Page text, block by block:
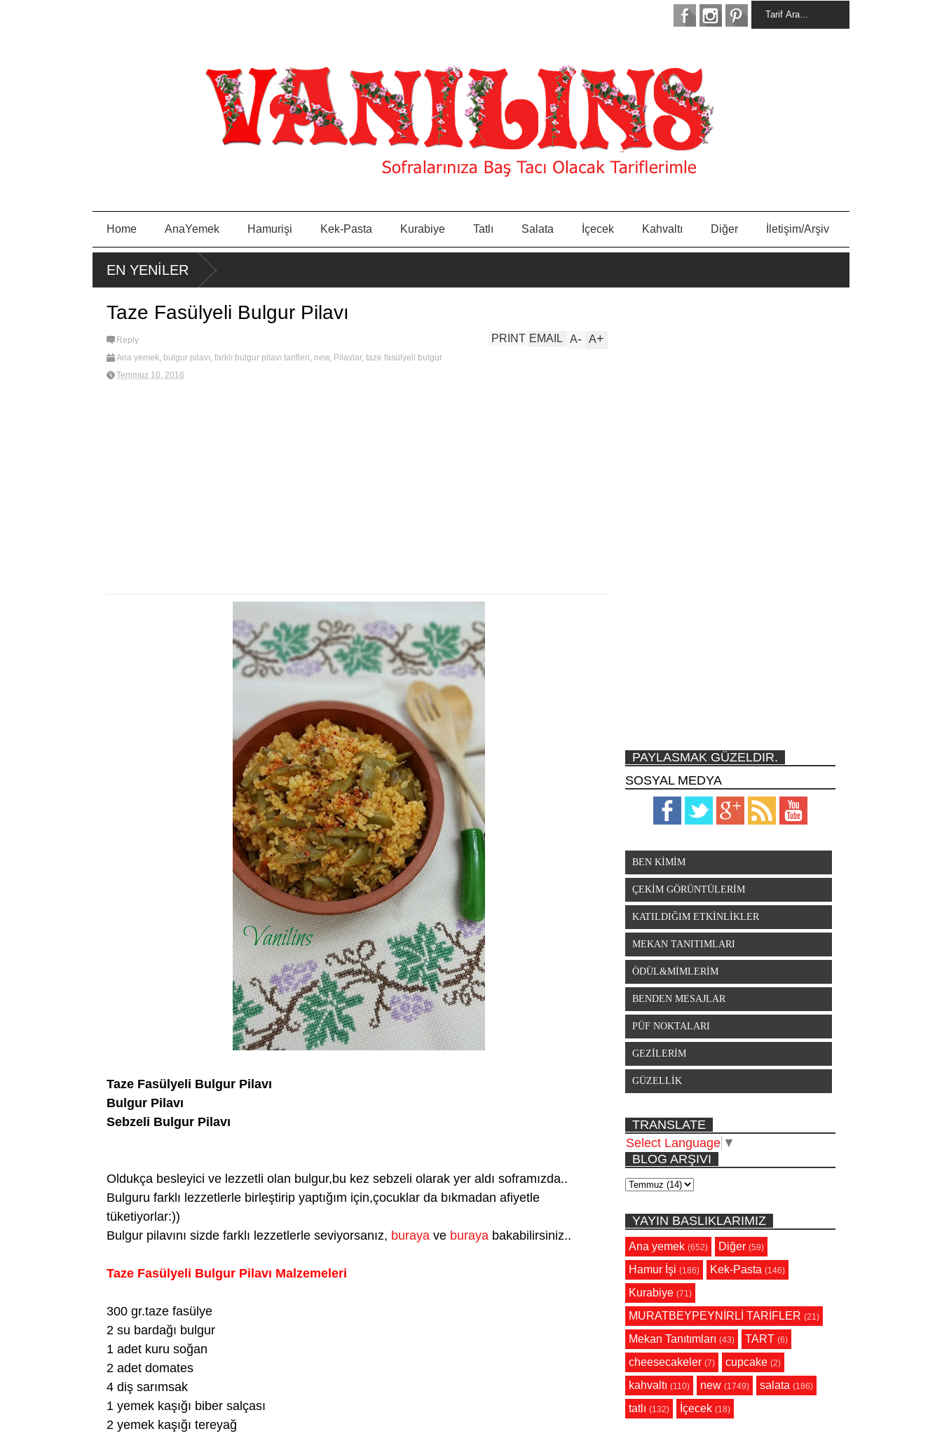
Home AnaYemek Hamurişi Kek-Pasta Kurabiye Tatlı Salata İçecek Kahvaltı Diğer İletişim/Arşiv
EN YENİLER
PIRA
SA
Taze Fasülyeli Bulgur Pilavı
Reply
Ana yemek, bulgur pilavı, farklı bulgur pilavı tarifleri, new, Pilavlar, taze fasülyeli bulgur
Temmuz 10, 2016
A+
A-
EMAIL
PRINT
Taze Fasülyeli Bulgur Pilavı
Bulgur Pilavı
Sebzeli Bulgur Pilavı
Oldukça besleyici ve lezzetli olan bulgur,bu kez sebzeli olarak yer aldı soframızda..
Bulguru farklı lezzetlerle birleştirip yaptığım için,çocuklar da bıkmadan afiyetle
tüketiyorlar:))
Bulgur pilavını sizde farklı lezzetlerle seviyorsanız, buraya ve buraya bakabilirsiniz..
Taze Fasülyeli Bulgur Pilavı Malzemeleri
300 gr.taze fasülye
2 su bardağı bulgur
1 adet kuru soğan
2 adet domates
4 diş sarımsak
1 yemek kaşığı biber salçası
2 yemek kaşığı tereyağ
PAYLASMAK GÜZELDIR.
SOSYAL MEDYA
BEN KİMİM
ÇEKİM GÖRÜNTÜLERİM
KATILDIĞIM ETKİNLİKLER
MEKAN TANITIMLARI
ÖDÜL&MİMLERİM
BENDEN MESAJLAR
PÜF NOKTALARI
GEZİLERİM
GÜZELLİK
TRANSLATE
Select Language ▼
BLOG ARŞIVI
YAYIN BASLIKLARIMIZ
Ana yemek (652) Diğer (59)
Hamur İşi (186) Kek-Pasta (146)
Kurabiye (71)
MURATBEYPEYNİRLİ TARİFLER (21)
Mekan Tanıtımları (43) TART (6)
cheesecakeler (7) cupcake (2)
kahvaltı (110) new (1749) salata (186)
tatlı (132) İçecek (18)